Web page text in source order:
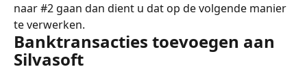
naar #2 gaan dan dient u dat op de volgende manier
te verwerken.
Banktransacties toevoegen aan
Silvasoft